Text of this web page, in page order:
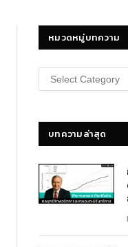
หมวดหมู่บทความ
หมวด
หมู่
บทความล่าสุด